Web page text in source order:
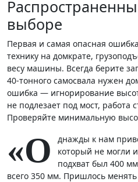
выборе
Первая и самая опасная
технику на домкрате,
весу машины. Всегда берите
40-тонного самосвала нужен
ошибка — игнорирование
не подлезает под мост, работа
Проверяйте минимальную
«О
днажды к нам
который не могли
подхват был 400
всего 350 мм. Пришлось